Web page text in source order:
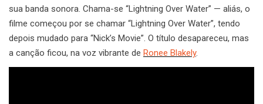
sua banda sonora. Chama-se “Lightning Over Water” — aliás, o
filme começou por se chamar “Lightning Over Water”, tendo
depois mudado para “Nick’s Movie”. O título desapareceu, mas
a canção ficou, na voz vibrante de Ronee Blakely.